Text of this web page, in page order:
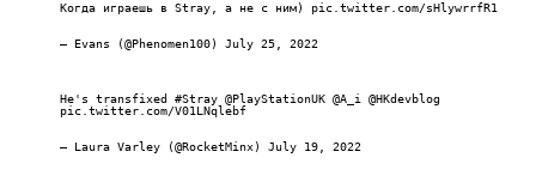
Когда играешь в Stray, а не с ним) pic.twitter.com/sHlywrrfR1
— Evans (@Phenomen100) July 25, 2022
He's transfixed #Stray @PlayStationUK @A_i
@HKdevblog
pic.twitter.com/V01LNqlebf
— Laura Varley (@RocketMinx) July 19, 2022